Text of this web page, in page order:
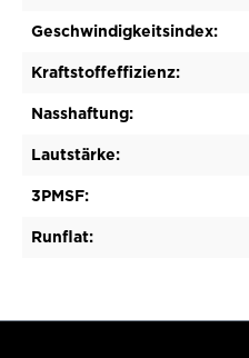
Geschwindigkeitsindex:
Kraftstoffeffizienz:
Nasshaftung:
Lautstärke:
3PMSF:
Runflat: